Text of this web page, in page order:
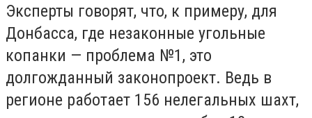
Эксперты говорят, что, к примеру, для
Донбасса, где незаконные угольные
копанки — проблема №1, это
долгожданный законопроект. Ведь в
регионе работает 156 нелегальных шахт,